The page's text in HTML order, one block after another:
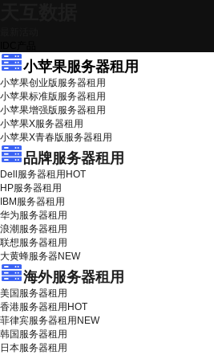
小苹果服务器租用
小苹果创业版服务器租用
小苹果标准版服务器租用
小苹果增强版服务器租用
小苹果X服务器租用
小苹果X青春版服务器租用
品牌服务器租用
Dell服务器租用 HOT
HP服务器租用
IBM服务器租用
华为服务器租用
浪潮服务器租用
联想服务器租用
大黄蜂服务器NEW
海外服务器租用
美国服务器租用
香港服务器租用 HOT
菲律宾服务器租用 NEW
韩国服务器租用
日本服务器租用